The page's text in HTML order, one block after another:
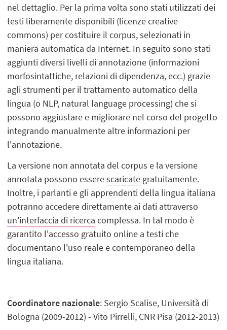
nel dettaglio. Per la prima volta sono stati utilizzati dei
testi liberamente disponibili (licenze creative
commons) per costituire il corpus, selezionati in
maniera automatica da Internet. In seguito sono stati
aggiunti diversi livelli di annotazione (informazioni
morfosintattiche, relazioni di dipendenza, ecc.) grazie
agli strumenti per il trattamento automatico della
lingua (o NLP, natural language processing) che si
possono aggiustare e migliorare nel corso del progetto
integrando manualmente altre informazioni per
l'annotazione.
La versione non annotata del corpus e la versione
annotata possono esserescaricate gratuitamente.
Inoltre, i parlanti e gli apprendenti della lingua italiana
potranno accedere direttamente ai dati attraverso
un'interfaccia di ricerca complessa. In tal modo è
garantito l'accesso gratuito online a testi che
documentano l'uso reale e contemporaneo della
lingua italiana.
Coordinatore nazionale: Sergio Scalise, Università di
Bologna (2009-2012) - Vito Pirrelli, CNR Pisa (2012-2013)